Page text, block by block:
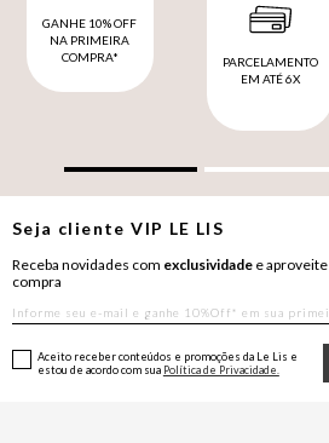
GANHE 10% OFF
NA PRIMEIRA
COMPRA*
PARCELAMENTO
EM ATÉ 6X
Seja clienteVIP LE LIS
Receba novidades com exclusividade e aproveite
compra
Aceito receber conteúdos e promoções da Le Lis e
estou de acordo com sua Política de Privacidade.